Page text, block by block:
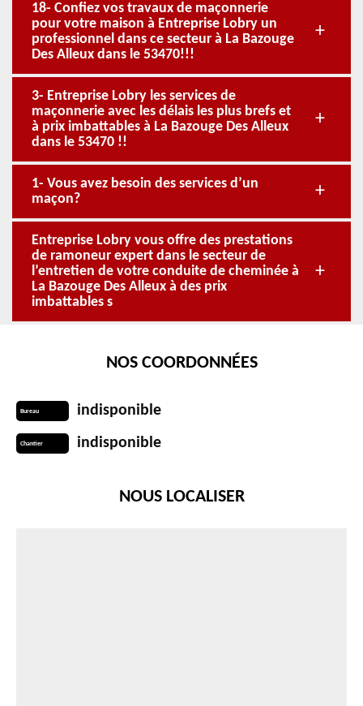
18- Confiez vos travaux de maçonnerie
pour votre maison à Entreprise Lobry un
professionnel dans ce secteur à La Bazouge
Des Alleux dans le 53470!!!
3- Entreprise Lobry les services de
maçonnerie avec les délais les plus brefs et
à prix imbattables à La Bazouge Des Alleux
dans le 53470 !!
1- Vous avez besoin des services d’un
maçon?
Entreprise Lobry vous offre des prestations
de ramoneur expert dans le secteur de
l’entretien de votre conduite de cheminée à
La Bazouge Des Alleux à des prix
imbattables s
NOS COORDONNÉES
Bureau indisponible
Chantier indisponible
NOUS LOCALISER